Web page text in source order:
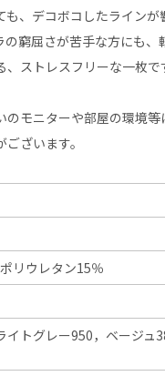
も、デコボコしたラインが
窮屈さが苦手な方にも、
ストレスフリーな一枚で
モニターや部屋の環境等
ざいます。
リウレタン15％
イトグレー950，ベージュ